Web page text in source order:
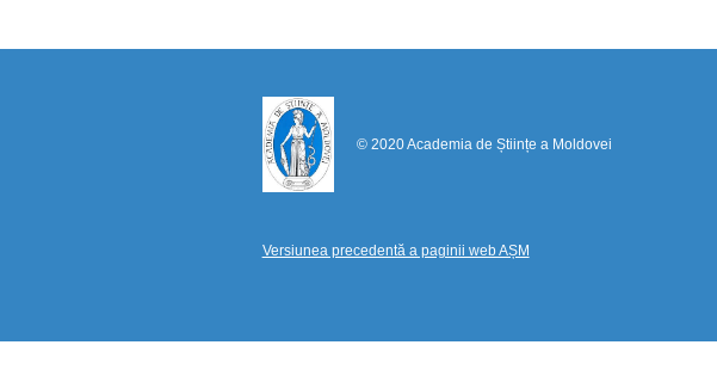
© 2020 Academia de Științe a Moldovei
Versiunea precedentă a paginii web AȘM